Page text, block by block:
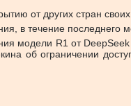
от других стран
в течение последнего
модели R1 от
об ограничении